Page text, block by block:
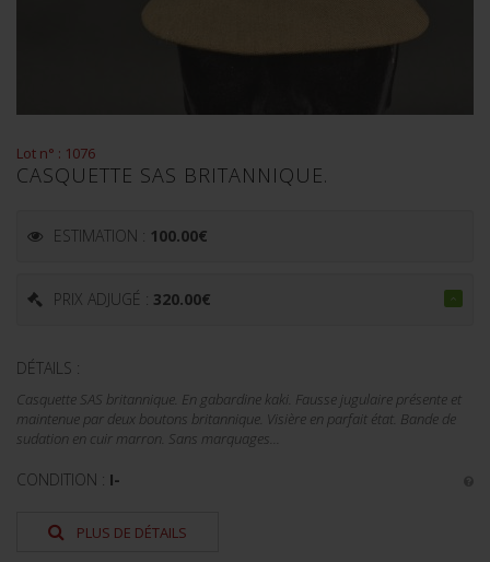
Lot n° : 1076
CASQUETTE SAS BRITANNIQUE.
ESTIMATION : 100.00€
PRIX ADJUGÉ : 320.00€
DÉTAILS :
Casquette SAS britannique. En gabardine kaki. Fausse jugulaire présente et
maintenue par deux boutons britannique. Visière en parfait état. Bande de
sudation en cuir marron. Sans marquages...
CONDITION : I-
PLUS DE DÉTAILS